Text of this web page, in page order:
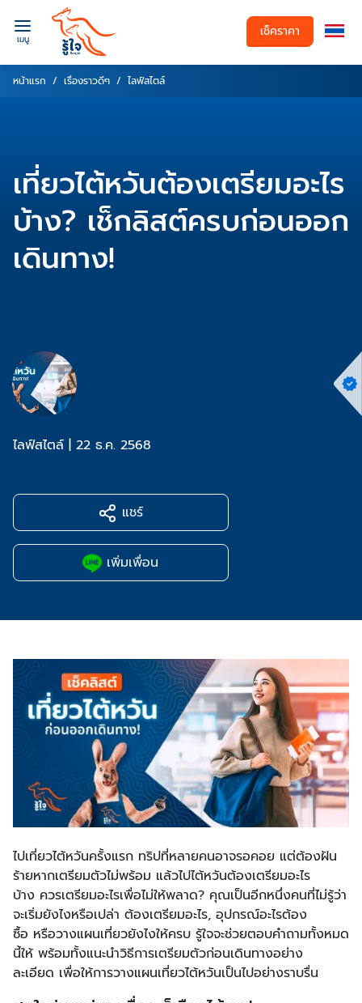
เมนู เช็คราคา
หน้าแรก เรื่องราวดีๆ ไลฟ์สไตล์
เที่ยวไต้หวันต้องเตรียมอะไร
บ้าง? เช็กลิสต์ครบก่อนออก
เดินทาง!
ไลฟ์สไตล์ | 22 ธ.ค. 2568
แชร์
เพิ่มเพื่อน
ไปเที่ยวไต้หวันครั้งแรก ทริปที่หลายคนอาจรอคอย แต่ต้องฝัน
ร้ายหากเตรียมตัวไม่พร้อม แล้วไปไต้หวันต้องเตรียมอะไร
บ้าง ควรเตรียมอะไรเพื่อไม่ให้พลาด? คุณเป็นอีกหนึ่งคนที่ไม่รู้ว่า
จะเริ่มยังไงหรือเปล่า ต้องเตรียมอะไร, อุปกรณ์อะไรต้อง
ซื้อ หรือวางแผนเที่ยวยังไงให้ครบ รู้ใจจะช่วยตอบคำถามทั้งหมด
นี้ให้ พร้อมทั้งแนะนำวิธีการเตรียมตัวก่อนเดินทางอย่าง
ละเอียด เพื่อให้การวางแผนเที่ยวไต้หวันเป็นไปอย่างราบรื่น